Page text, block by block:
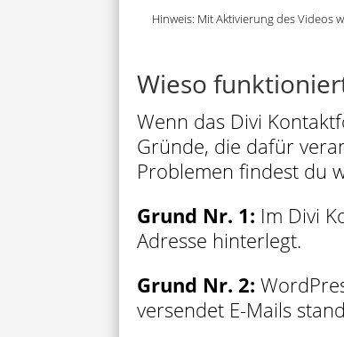
Hinweis: Mit Aktivierung des Videos
Wieso
Wenn das Divi
Gründe, die dafür
Problemen findest du
Grund Nr. 1: Im Divi
Adresse hinterlegt.
Grund Nr. 2:
versendet E-Mails